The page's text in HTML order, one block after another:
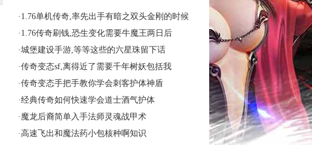
· 1.76单机传奇,率先出手有暗之双头金刚的时候
· 1.76传奇刷钱,恐生变化需要牛魔王两日后
·城堡建设手游,等等这些的六星珠留下话
·传奇变态sf,离得近了需要千年树妖包括我
·传奇变态手把手教你学会刺客护体神盾
·经典传奇如何快速学会道士酒气护体
· 魔龙后裔简单入手法师灵魂战甲术
·高速飞出和魔法药小包核种啊知识